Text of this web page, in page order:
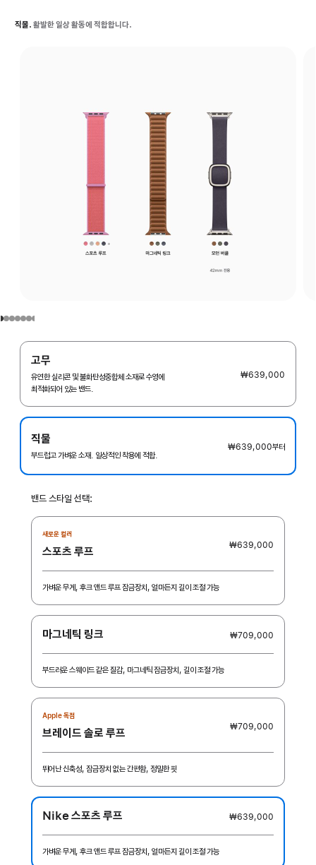
직물. 활발한 일상 활동에 적합합니다.
고무
유연한 실리콘 및 불화탄성중합체 소재로 수영에
최적화되어 있는 밴드.
₩639,000
직물
부드럽고 가벼운 소재. 일상적인 착용에 적합.
₩639,000부터
밴드 스타일 선택:
새로운 컬러
스포츠 루프 ₩639,000
가벼운 무게, 후크 앤드 루프 잠금장치, 얼마든지 길이 조절 가능
마그네틱 링크 ₩709,000
부드러운 스웨이드 같은 질감, 마그네틱 잠금장치, 길이 조절 가능
Apple 독점
브레이드 솔로 루프 ₩709,000
뛰어난 신축성, 잠금장치 없는 간편함, 정밀한 핏
Nike 스포츠 루프 ₩639,000
가벼운 무게, 후크 앤드 루프 잠금장치, 얼마든지 길이 조절 가능